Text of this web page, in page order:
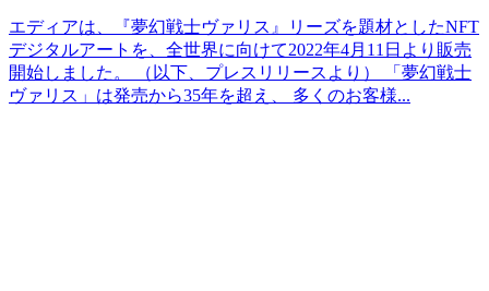
エディアは、『夢幻戦士ヴァリス』リーズを題材としたNFT
デジタルアートを、全世界に向けて2022年4月11日より販売
開始しました。 （以下、プレスリリースより） 「夢幻戦士
ヴァリス」は発売から35年を超え、 多くのお客様...